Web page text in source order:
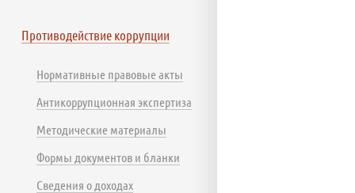
Противодействие коррупции
Нормативные правовые акты
Антикоррупционная экспертиза
Методические материалы
Формы документов и бланки
Сведения о доходах